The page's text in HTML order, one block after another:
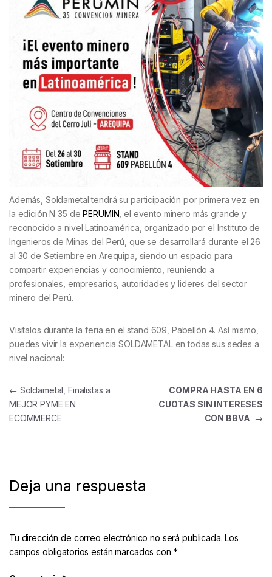
Además, Soldametal tendrá su participación por primera vez en
la edición N 35 dePERUMIN , el evento minero más grande y
reconocido a nivel Latinoamérica, organizado por el Instituto de
Ingenieros de Minas del Perú, que se desarrollará durante el 26
al 30 de Setiembre en Arequipa, siendo un espacio para
compartir experiencias y conocimiento, reuniendo a
profesionales, empresarios, autoridades y lideres del sector
minero del Perú.
Visítalos durante la feria en el stand 609, Pabellón 4. Así mismo,
puedes vivir la experiencia SOLDAMETAL en todas sus sedes a
nivel nacional:
← Soldametal, Finalistas a
MEJOR PYME EN
ECOMMERCE
COMPRA HASTA EN 6
CUOTAS SIN INTERESES
CON BBVA →
Deja una respuesta
Tu dirección de correo electrónico no será publicada. Los
campos obligatorios están marcados con *